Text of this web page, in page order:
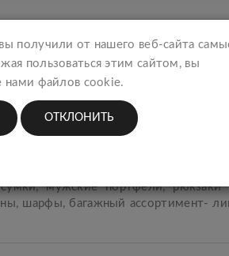
в России. Более 19 лет мы
мужских сумок и кошельков.
МР. СУМКИН, Мир Аксессуаров и
брендов как WANLIMA,
мужские портфели,
шарфы, багажный ассортимент-
получили от нашего веб-сайта
пользоваться этим сайтом, вы
нами файлов cookie.
ОТКЛОНИТЬ